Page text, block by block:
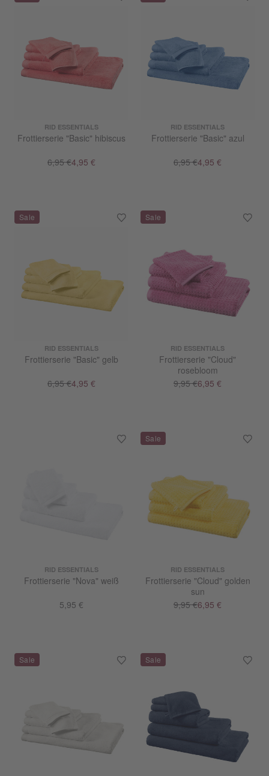
RID ESSENTIALS
Frottierserie "Basic" hibiscus
6,95 €4,95 €
RID ESSENTIALS
Frottierserie "Basic" azul
6,95 €4,95 €
RID ESSENTIALS
Frottierserie "Basic" gelb
6,95 €4,95 €
RID ESSENTIALS
Frottierserie "Cloud"
rosebloom
9,95 €6,95 €
RID ESSENTIALS
Frottierserie "Nova" weiß
5,95 €
RID ESSENTIALS
Frottierserie "Cloud" golden
sun
9,95 €6,95 €